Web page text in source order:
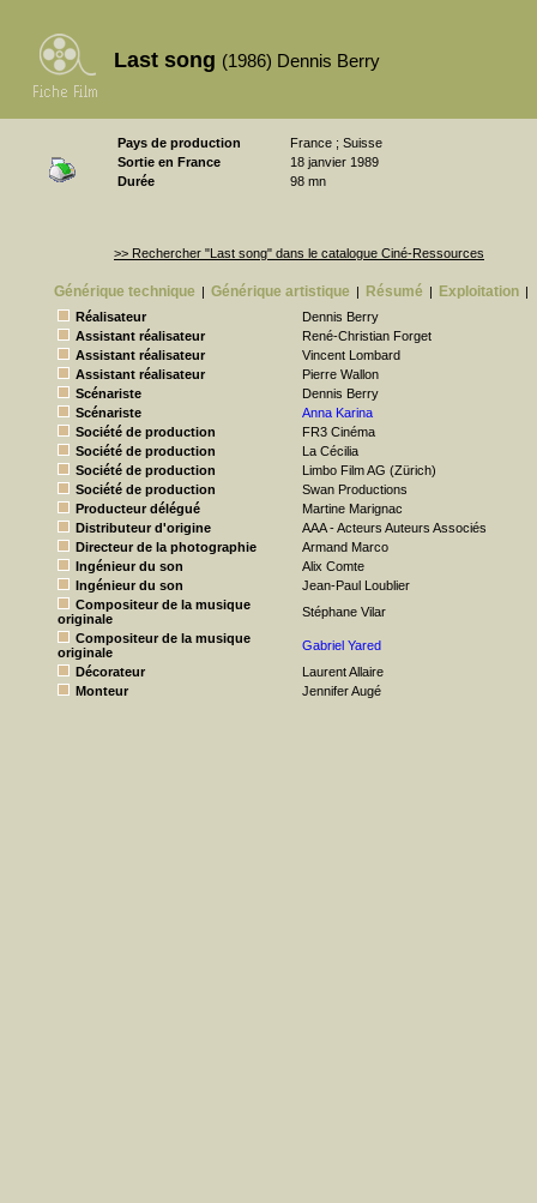
Last song (1986) Dennis Berry
Pays de production
France ; Suisse
Sortie en France
18 janvier 1989
Durée
98 mn
>> Rechercher "Last song" dans le catalogue Ciné-Ressources
Générique technique | Générique artistique | Résumé | Exploitation |
Réalisateur
Dennis Berry
Assistant réalisateur
René-Christian Forget
Assistant réalisateur
Vincent Lombard
Assistant réalisateur
Pierre Wallon
Scénariste
Dennis Berry
Scénariste
Anna Karina
Société de production
FR3 Cinéma
Société de production
La Cécilia
Société de production
Limbo Film AG (Zürich)
Société de production
Swan Productions
Producteur délégué
Martine Marignac
Distributeur d'origine
AAA - Acteurs Auteurs Associés
Directeur de la photographie
Armand Marco
Ingénieur du son
Alix Comte
Ingénieur du son
Jean-Paul Loublier
Compositeur de la musique
originale
Stéphane Vilar
Compositeur de la musique
originale
Gabriel Yared
Décorateur
Laurent Allaire
Monteur
Jennifer Augé